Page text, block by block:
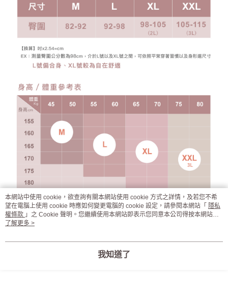
本網站中使用 cookie，欲查詢有關本網站使用 cookie 方式之詳情，及若您不希
望在電腦上使用 cookie 時應如何變更電腦的 cookie 設定，請參閱本網站「 隱私
權條款 」之 Cookie 聲明。您繼續使用本網站即表示您同意本公司得按本網站使
用條款之 Cookie 聲明使用 cookie。
了解更多 >
我知道了